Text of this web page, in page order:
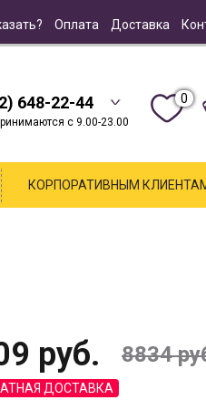
Оплата Доставка
648-22-44
с 9.00-23.00
0
КОРПОРАТИВНЫМ
руб. 8834
ДОСТАВКА